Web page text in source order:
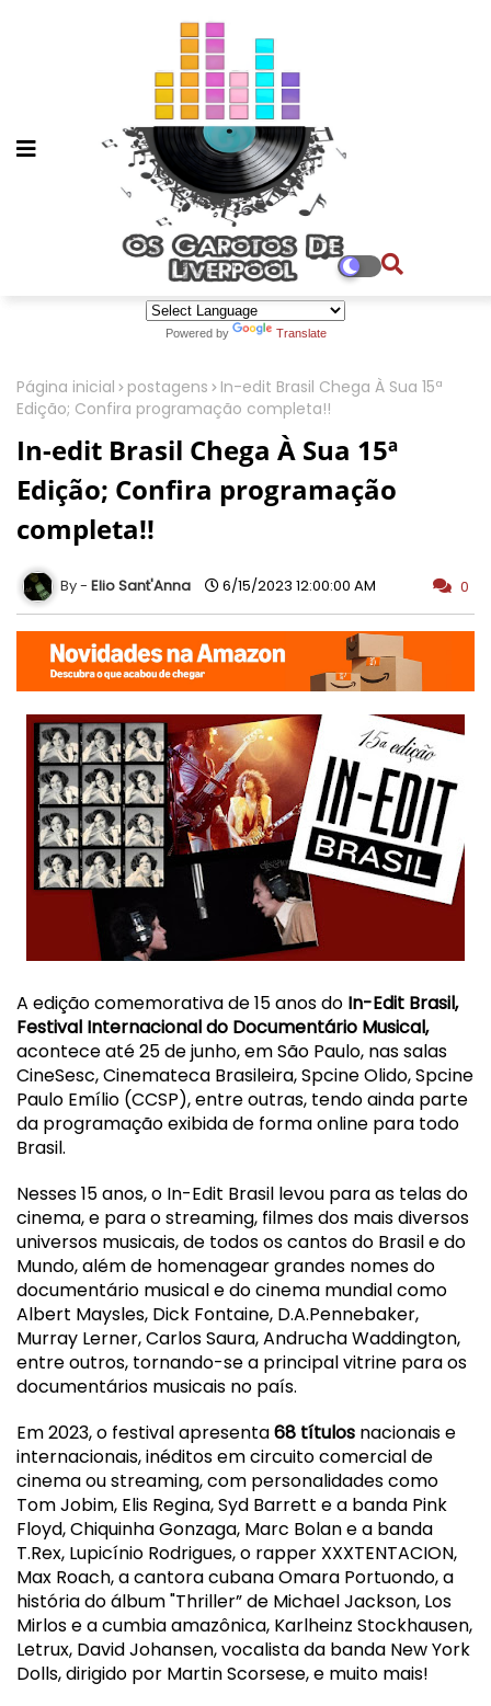
Powered by Translate
Página inicial postagens
In-edit Brasil Chega À Sua 15ª
Edição; Confira programação completa!!
In-edit Brasil Chega À Sua 15ª
Edição; Confira programação
completa!!
Elio Sant'Anna 6/15/2023 12:00:00 AM 0
A edição comemorativa de 15 anos do In-Edit Brasil,
Festival Internacional do Documentário Musical,
acontece até 25 de junho, em São Paulo, nas salas
CineSesc, Cinemateca Brasileira, Spcine Olido, Spcine
Paulo Emílio (CCSP), entre outras, tendo ainda parte
da programação exibida de forma online para todo
Brasil.
Nesses 15 anos, o In-Edit Brasil levou para as telas do
cinema, e para o streaming, filmes dos mais diversos
universos musicais, de todos os cantos do Brasile do
Mundo, além de homenagear grandes nomes do
documentário musical e do cinema mundial como
Albert Maysles, Dick Fontaine, D.A.Pennebaker,
Murray Lerner, Carlos Saura, Andrucha Waddington,
entre outros, tornando-se a principal vitrine para os
documentários musicais no país.
Em 2023, o festival apresenta68 títulos nacionais e
internacionais, inéditos em circuito comercial de
cinema ou streaming, com personalidades como
Tom Jobim, Elis Regina, Syd Barrett e a banda Pink
Floyd, Chiquinha Gonzaga, Marc Bolan e a banda
T.Rex, Lupicínio Rodrigues, o rapper XXXTENTACION,
Max Roach, a cantora cubana Omara Portuondo, a
história do álbum "Thriller” de Michael Jackson, Los
Mirlos e a cumbia amazônica, Karlheinz Stockhausen,
Letrux, David Johansen, vocalista da banda New York
Dolls, dirigido por Martin Scorsese, e muito mais!